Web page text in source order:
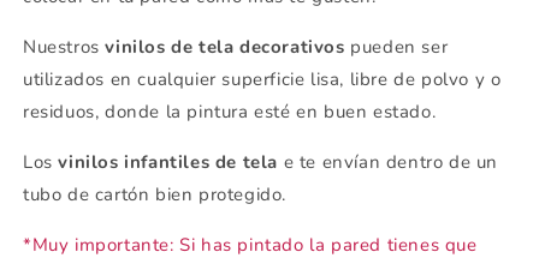
Nuestrosvinilos de tela decorativos pueden ser
utilizados en cualquier superficie lisa, libre de polvo y o
residuos, donde la pintura esté en buen estado.
Losvinilos infantiles de tela e te envían dentro de un
tubo de cartón bien protegido.
*Muy importante: Si has pintado la pared tienes que